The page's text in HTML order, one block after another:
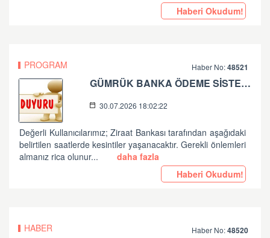
Haberi Okudum!
PROGRAM Haber No:48521
GÜMRÜK BANKA ÖDEME SİSTEMLERİ ZİRAAT BANKASI PLANLI ÇALIŞMA HK
30.07.2026 18:02:22
Değerli Kullanıcılarımız; Ziraat Bankası tarafından aşağıdaki
belirtilen saatlerde kesintiler yaşanacaktır. Gerekli önlemleri
almanız rica olunur...
daha fazla
Haberi Okudum!
HABER Haber No:48520